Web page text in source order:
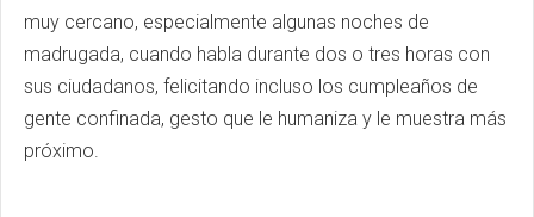
muy cercano, especialmente algunas noches de
madrugada, cuando habla durante dos o tres horas con
sus ciudadanos, felicitando incluso los cumpleaños de
gente confinada, gesto que le humaniza y le muestra más
próximo.